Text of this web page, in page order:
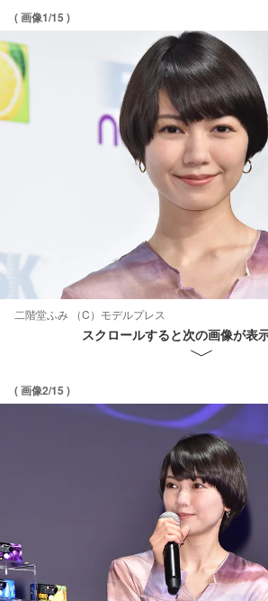
( 画像1/15 )
二階堂ふみ （C）モデルプレス
スクロールすると次の画像が表
( 画像2/15 )